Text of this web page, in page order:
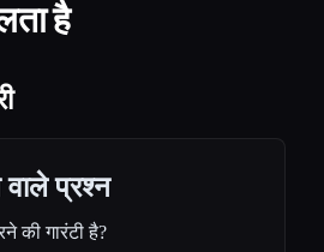
है
प्रश्न
की गारंटी है?